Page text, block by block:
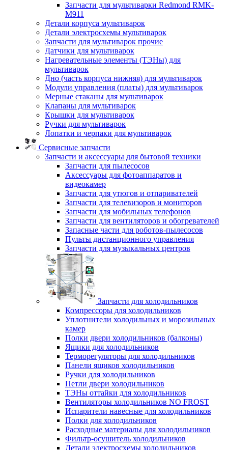
Запчасти для мультиварки Redmond RMK-
M911
Детали корпуса мультиварок
Детали электросхемы мультиварок
Запчасти для мультиварок прочие
Датчики для мультиварок
Нагревательные элементы (ТЭНы) для
мультиварок
Дно (часть корпуса нижняя) для мультиварок
Модули управления (платы) для мультиварок
Мерные стаканы для мультиварок
Клапаны для мультиварок
Крышки для мультиварок
Ручки для мультиварок
Лопатки и черпаки для мультиварок
Сервисные запчасти
Запчасти и аксессуары для бытовой техники
Запчасти для пылесосов
Аксессуары для фотоаппаратов и
видеокамер
Запчасти для утюгов и отпаривателей
Запчасти для телевизоров и мониторов
Запчасти для мобильных телефонов
Запчасти для вентиляторов и обогревателей
Запасные части для роботов-пылесосов
Пульты дистанционного управления
Запчасти для музыкальных центров
Запчасти для холодильников
Компрессоры для холодильников
Уплотнители холодильных и морозильных
камер
Полки двери холодильников (балконы)
Ящики для холодильников
Терморегуляторы для холодильников
Панели ящиков холодильников
Ручки для холодильников
Петли двери холодильников
ТЭНы оттайки для холодильников
Вентиляторы холодильников NO FROST
Испарители навесные для холодильников
Полки для холодильников
Расходные материалы для холодильников
Фильтр-осушитель холодильников
Детали электросхемы холодильников